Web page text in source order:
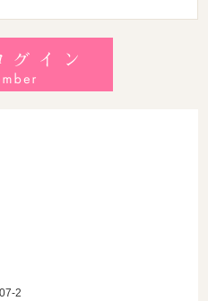
性が婚活で無双する3つの戦略！30代
2